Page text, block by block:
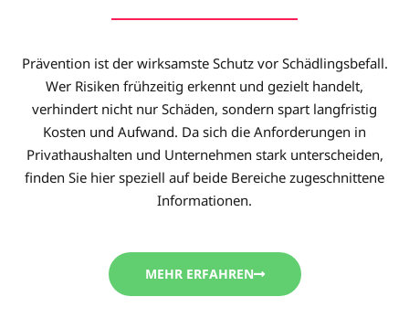
Prävention ist der wirksamste Schutz vor Schädlingsbefall.
Wer Risiken frühzeitig erkennt und gezielt handelt,
verhindert nicht nur Schäden, sondern spart langfristig
Kosten und Aufwand. Da sich die Anforderungen in
Privathaushalten und Unternehmen stark unterscheiden,
finden Sie hier speziell auf beide Bereiche zugeschnittene
Informationen.
MEHR ERFAHREN